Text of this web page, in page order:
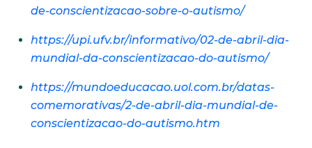
de-conscientizacao-sobre-o-autismo/
https://upi.ufv.br/informativo/02-de-abril-dia-
mundial-da-conscientizacao-do-autismo/
https://mundoeducacao.uol.com.br/datas-
comemorativas/2-de-abril-dia-mundial-de-
conscientizacao-do-autismo.htm
Naturalidade
Idade
Estado Civil